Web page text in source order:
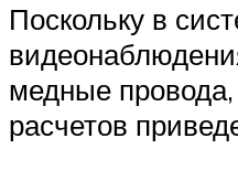
Поскольку в
медные
расчетов